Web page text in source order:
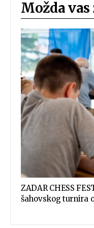
Možda
ZADAR CHESS
šahovskog turnira